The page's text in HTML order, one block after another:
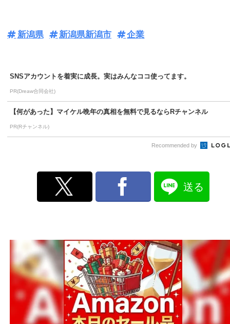
新潟県 新潟県新潟市 企業
SNSアカウントを着実に成長。実はみんなココ使ってます。
PR(Dreaw合同会社)
【何があった】マイケル晩年の真相を無料で見るならRチャンネル
PR(Rチャンネル)
Recommended by
送る